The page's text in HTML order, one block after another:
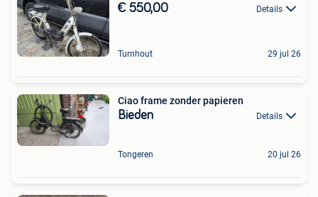
€ 550,00 Details
Turnhout 29 jul 26
Ciao frame zonder papieren
Bieden Details
Tongeren 20 jul 26